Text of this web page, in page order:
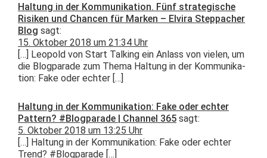
Haltung in der Kommunikation. Fünf strategische
Risiken und Chancen für Marken – Elvira Steppacher
Blog sagt:
15. Oktober 2018 um 21:34 Uhr
[…] Leopold von Start Talk­ing ein Anlass von vie­len, um
die Blog­pa­rade zum The­ma Hal­tung in der Kom­mu­nika­
tion: Fake oder echter […]
Haltung in der Kommunikation: Fake oder echter
Pattern? #Blogparade | Channel 365 sagt:
5. Oktober 2018 um 13:25 Uhr
[…] Hal­tung in der Kom­mu­nika­tion: Fake oder echter
Trend? #Blog­pa­rade […]